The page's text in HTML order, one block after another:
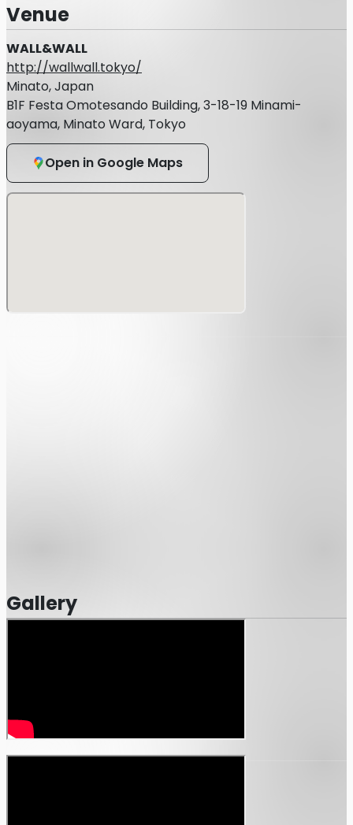
ギタリストとしてもSuperfly、NOAといったアーティストの
、UEBOなどのライブ・サポート、更にはプロデュ
としてもゆいにしおや、peetoといったアーティストを手が
げている。
アを積み重ねてきた3組による豪華ライブをお見逃しなく。
にて絶賛販売中！
】
4日 (日)
Takumadrops x Qnel
情報】
Venue
WALL&WALL
http://wallwall.tokyo/
Minato, Japan
B1F Festa Omotesando Building, 3-18-19 Minami-
aoyama, Minato Ward, Tokyo
Open in Google Maps
Gallery